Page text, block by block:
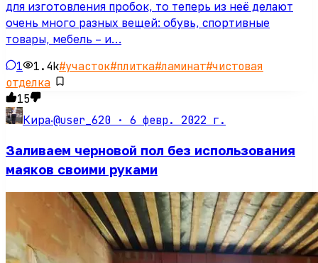
для изготовления пробок, то теперь из неё делают
очень много разных вещей: обувь, спортивные
товары, мебель – и…
1 1.4k#участок#плитка#ламинат#чистовая
отделка
15
Кира·@user_620 · 6 февр. 2022 г.
Заливаем черновой пол без использования
маяков своими руками